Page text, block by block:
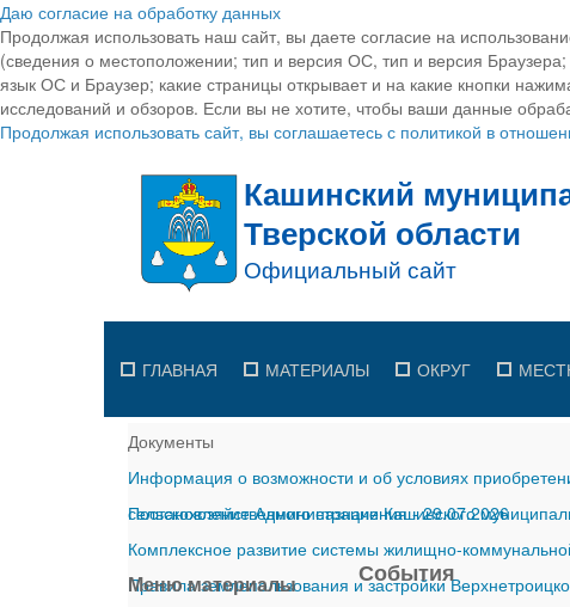
Даю согласие на обработку данных
Продолжая использовать наш сайт, вы даете согласие на
(сведения о местоположении; тип и версия ОС, тип и версия Браузера;
язык ОС и Браузер; какие страницы открывает и на какие кнопки
исследований и обзоров. Если вы не хотите, чтобы ваши данные
Продолжая использовать сайт, вы соглашаетесь с политикой в
ГЛАВНАЯ МАТЕРИАЛЫ ОКРУГ
Документы
Информация о возможности и об условиях
сельскохозяйственного назначения-29.07.2026
Постановление Администрации Кашинского
Комплексное развитие системы жилищно-
Правила землепользования и застройки
Меню материалы
События